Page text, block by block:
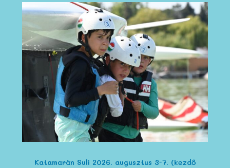
Katamarán Suli 2026. augusztus 3-7. (kezdő